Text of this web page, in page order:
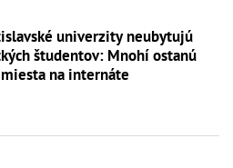
univerzity neubytujú
študentov: Mnohí ostanú
na internáte